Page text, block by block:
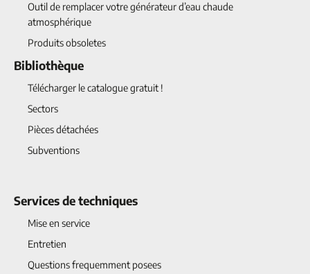
Outil de remplacer votre générateur d’eau chaude
atmosphérique
Produits obsoletes
Bibliothèque
Télécharger le catalogue gratuit !
Sectors
Pièces détachées
Subventions
Services de techniques
Mise en service
Entretien
Questions frequemment posees